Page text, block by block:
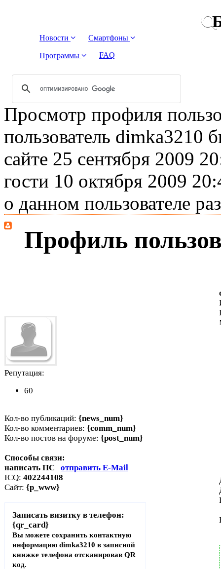
Новости Смартфоны
Программы FAQ
Просмотр профиля
пользователь dimka3210
сайте 25 сентября 2009
гости 10 октября 2009
о данном пользователе
Профиль
Репутация:
60
Кол-во публикаций: {news_num}
Кол-во комментариев: {comm_num}
Кол-во постов на форуме: {post_num}
Способы связи:
написать ПС отправить E-Mail
ICQ: 402244108
Сайт: {p_www}
Записать визитку в телефон:
{qr_card}
Вы можете сохранить контактную
информацию dimka3210 в записной
книжке телефона отсканировав QR
код.